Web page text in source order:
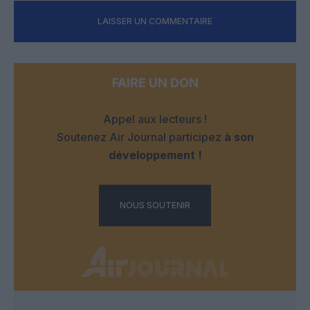
LAISSER UN COMMENTAIRE
FAIRE UN DON
Appel aux lecteurs !
Soutenez Air Journal participez à son
développement !
NOUS SOUTENIR